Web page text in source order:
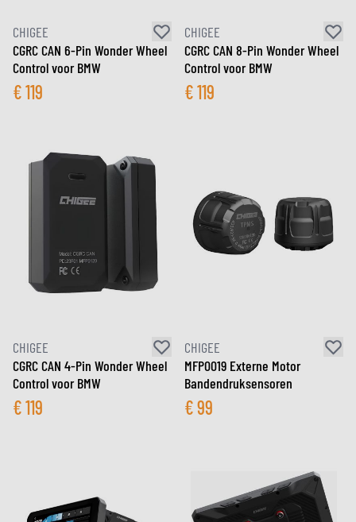
CHIGEE
CGRC CAN 6-Pin Wonder Wheel
Control voor BMW
€119
CHIGEE
CGRC CAN 8-Pin Wonder Wheel
Control voor BMW
€119
CHIGEE
CGRC CAN 4-Pin Wonder Wheel
Control voor BMW
€119
CHIGEE
MFP0019 Externe Motor
Banden­druksensoren
€99